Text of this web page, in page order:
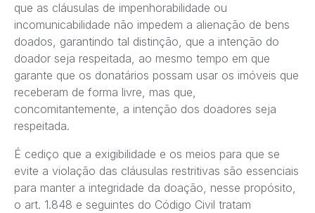
que as cláusulas de impenhorabilidade ou
incomunicabilidade não impedem a alienação de bens
doados, garantindo tal distinção, que a intenção do
doador seja respeitada, ao mesmo tempo em que
garante que os donatários possam usar os imóveis que
receberam de forma livre, mas que,
concomitantemente, a intenção dos doadores seja
respeitada.
É cediço que a exigibilidade e os meios para que se
evite a violação das cláusulas restritivas são essenciais
para manter a integridade da doação, nesse propósito,
o art. 1.848 e seguintes do Código Civil tratam